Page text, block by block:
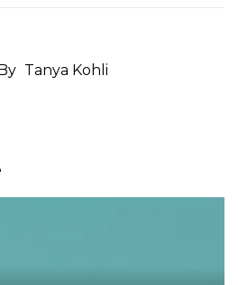
Tanya Kohli